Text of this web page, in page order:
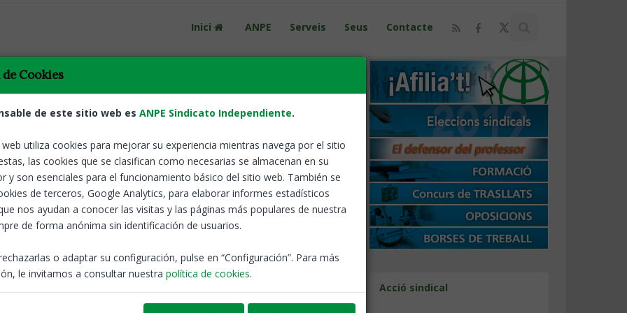
Inici ANPE Serveis Seus Contacte
Acció sindical
todo el territorio nacional en el siguiente enlace
Notícies
Oposicions 2026
ANPE-
seleccionades al concurs oposició. Termini
del 26 de juny al 15 de juliol (ambdós inclosos).
Cookies
de este sitio web es ANPE Sindicato Independiente.
utiliza cookies para mejorar su experiencia mientras navega por el sitio
las cookies que se clasifican como necesarias se almacenan en su
y son esenciales para el funcionamiento básico del sitio web. También se
de terceros, Google Analytics, para elaborar informes estadísticos
nos ayudan a conocer las visitas y las páginas más populares de nuestra
de forma anónima sin identificación de usuarios.
o adaptar su configuración, pulse en “Configuración”. Para más
le invitamos a consultar nuestra política de cookies.